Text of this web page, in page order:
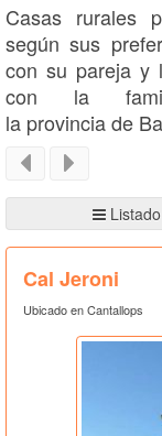
Casas rurales
según sus
con su pareja y
con la
la provincia de
Listado
Cal Jeroni
Ubicado en Cantallops